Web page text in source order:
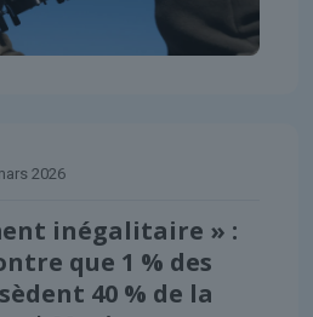
2026
inégalitaire » :
que 1 % des
40 % de la